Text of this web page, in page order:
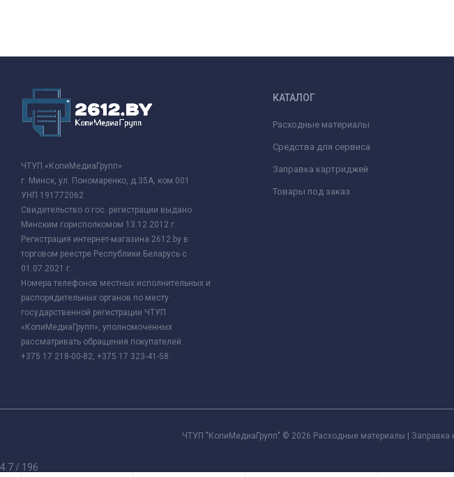
ЧТУП «КопиМедиаГрупп»
г. Минск, ул. Пономаренко, д.35А, ком.001
УНП 191772062
Свидетельство о гос. регистрации выдано
Минским горисполкомом 13.12.2012 г.
Регистрация интернет-магазина 2612.by в
торговом реестре Республики Беларусь с
01.07.2021 г.
Номера телефонов местных исполнительных и
распорядительных органов по месту
государственной регистрации ЧТУП
«КопиМедиаГрупп», уполномоченных
рассматривать обращения покупателей:
+375 17 218-00-82, +375 17 323-41-58.
КАТАЛОГ
Расходные материалы
Средства для сервиса
Заправка картриджей
Товары под заказ
ЧТУП "КопиМедиаГрупп" © 2026 Расходные материалы |
4.7 / 196